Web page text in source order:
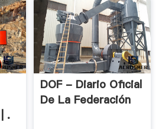
.
DOF - Diario Oficial
De La Federación